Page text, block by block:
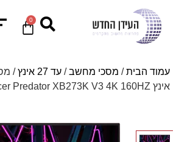
0
עמוד הבית/ מסכי מחשב/ עד 27 אינץ
אינץ Acer Predator XB273K V3 4K 160HZ